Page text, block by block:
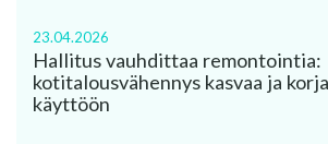
23.04.2026
Hallitus vauhdittaa remontointia:
kotitalousvähennys kasvaa ja
käyttöön